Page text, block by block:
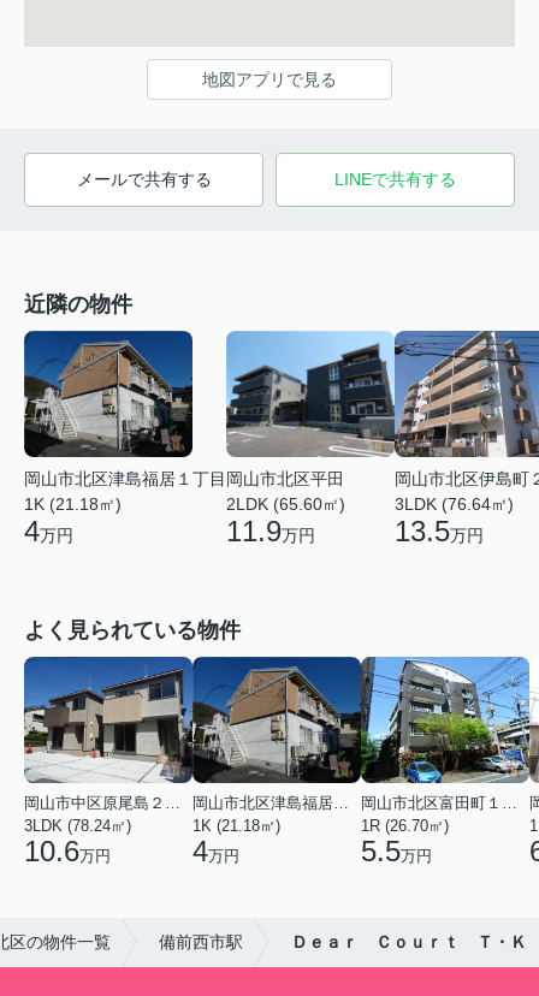
地図アプリで見る
メールで共有する LINEで共有する
近隣の物件
岡山市北区津島福居１丁目
1K (21.18㎡)
4万円
岡山市北区平田
2LDK (65.60㎡)
11.9万円
岡山市北区伊島町
3LDK (76.64㎡)
13.5万円
よく見られている物件
岡山市中区原尾島２丁目
3LDK (78.24㎡)
10.6万円
岡山市北区津島福居１丁目
1K (21.18㎡)
4万円
岡山市北区富田町１丁目
1R (26.70㎡)
5.5万円
区の物件一覧 備前西市駅 Ｄｅａｒ Ｃｏｕｒｔ Ｔ・Ｋ